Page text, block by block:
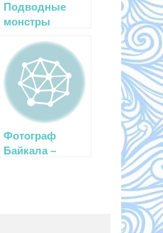
Подводные
монстры
Фотограф
Байкала –